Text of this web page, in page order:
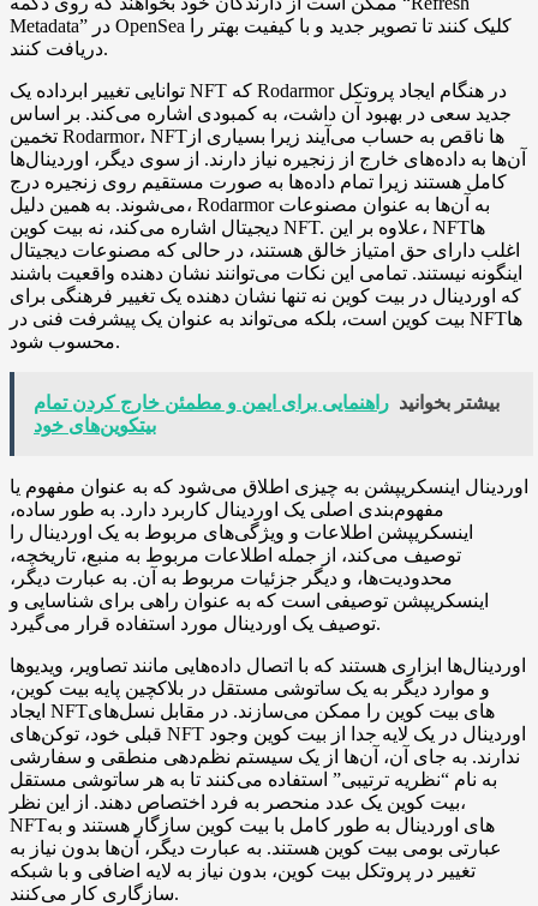
Metadata” در OpenSea کلیک کنند تا تصویر جدید و با کیفیت بهتر را
دریافت کنند.
توانایی تغییر ابرداده یک NFT که Rodarmor در هنگام ایجاد پروتکل
جدید سعی در بهبود آن داشت، به کمبودی اشاره می‌کند. بر اساس
تخمین Rodarmor، NFTها ناقص به حساب می‌آیند زیرا بسیاری از
آن‌ها به داده‌های خارج از زنجیره نیاز دارند. از سوی دیگر، اوردینال‌ها
کامل هستند زیرا تمام داده‌ها به صورت مستقیم روی زنجیره درج
می‌شوند. به همین دلیل، Rodarmor به آن‌ها به عنوان مصنوعات
دیجیتال اشاره می‌کند، نه بیت کوین NFT. علاوه بر این، NFTها
اغلب دارای حق امتیاز خالق هستند، در حالی که مصنوعات دیجیتال
اینگونه نیستند. تمامی این نکات می‌توانند نشان دهنده واقعیت باشند
که اوردینال در بیت کوین نه تنها نشان دهنده یک تغییر فرهنگی برای
بیت کوین است، بلکه می‌تواند به عنوان یک پیشرفت فنی در NFTها
محسوب شود.
بیشتر بخوانید راهنمایی برای ایمن و مطمئن خارج کردن تمام
بیتکوین‌های خود
اوردینال اینسکریپشن به چیزی اطلاق می‌شود که به عنوان مفهوم یا
مفهوم‌بندی اصلی یک اوردینال کاربرد دارد. به طور ساده،
اینسکریپشن اطلاعات و ویژگی‌های مربوط به یک اوردینال را
توصیف می‌کند، از جمله اطلاعات مربوط به منبع، تاریخچه،
محدودیت‌ها، و دیگر جزئیات مربوط به آن. به عبارت دیگر،
اینسکریپشن توصیفی است که به عنوان راهی برای شناسایی و
توصیف یک اوردینال مورد استفاده قرار می‌گیرد.
اوردینال‌ها ابزاری هستند که با اتصال داده‌هایی مانند تصاویر، ویدیوها
و موارد دیگر به یک ساتوشی مستقل در بلاکچین پایه بیت کوین،
ایجاد NFTهای بیت کوین را ممکن می‌سازند. در مقابل نسل‌های
قبلی خود، توکن‌های NFT اوردینال در یک لایه جدا از بیت کوین وجود
ندارند. به جای آن، آن‌ها از یک سیستم نظم‌دهی منطقی و سفارشی
به نام “نظریه ترتیبی” استفاده می‌کنند تا به هر ساتوشی مستقل
بیت کوین یک عدد منحصر به فرد اختصاص دهند. از این نظر،
NFTهای اوردینال به طور کامل با بیت کوین سازگار هستند و به
عبارتی بومی بیت کوین هستند. به عبارت دیگر، آن‌ها بدون نیاز به
تغییر در پروتکل بیت کوین، بدون نیاز به لایه اضافی و با شبکه
سازگاری کار می‌کنند.